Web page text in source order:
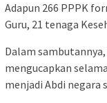
Adapun 266 PPPK
Guru, 21 tenaga
Dalam
mengucapkan
menjadi Abdi negara